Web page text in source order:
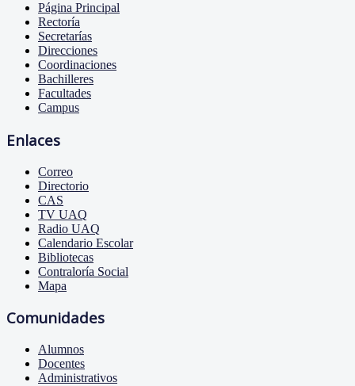
Página Principal
Rectoría
Secretarías
Direcciones
Coordinaciones
Bachilleres
Facultades
Campus
Enlaces
Correo
Directorio
CAS
TV UAQ
Radio UAQ
Calendario Escolar
Bibliotecas
Contraloría Social
Mapa
Comunidades
Alumnos
Docentes
Administrativos